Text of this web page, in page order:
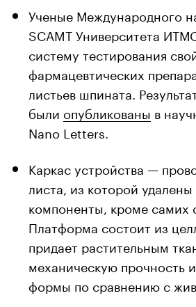
Ученые Международного
SCAMT Университета
систему тестирования
фармацевтических
листьев шпината.
были опубликованы в
Nano Letters.
Каркас устройства —
листа, из которой
компоненты, кроме самих
Платформа состоит из
придает растительным
механическую прочность
формы по сравнению с